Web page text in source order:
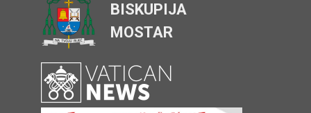
BISKUPIJA
MOSTAR